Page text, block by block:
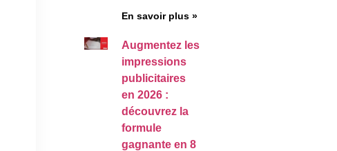
En savoir plus »
Augmentez les
impressions
publicitaires
en 2026 :
découvrez la
formule
gagnante en 8